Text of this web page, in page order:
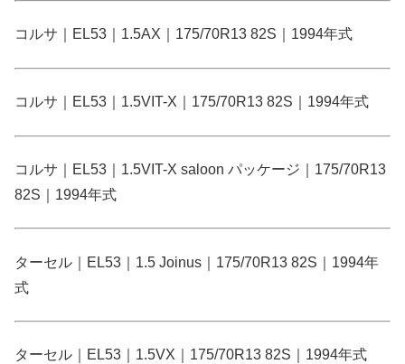
コルサ｜EL53｜1.5AX｜175/70R13 82S｜1994年式
コルサ｜EL53｜1.5VIT-X｜175/70R13 82S｜1994年式
コルサ｜EL53｜1.5VIT-X saloon パッケージ｜175/70R13
82S｜1994年式
ターセル｜EL53｜1.5 Joinus｜175/70R13 82S｜1994年
式
ターセル｜EL53｜1.5VX｜175/70R13 82S｜1994年式